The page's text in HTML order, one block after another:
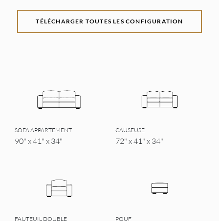
TÉLÉCHARGER TOUTES LES CONFIGURATION
SOFA APPARTEMENT
90" x 41" x 34"
CAUSEUSE
72" x 41" x 34"
FAUTEUIL DOUBLE POUF